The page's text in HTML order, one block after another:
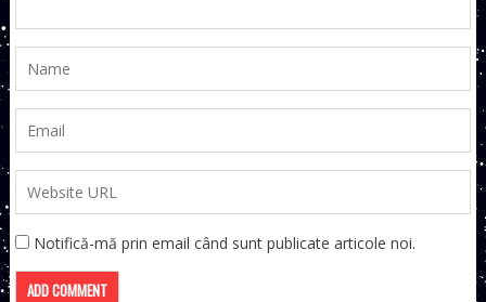
Notifică-mă prin email când sunt publicate articole noi.